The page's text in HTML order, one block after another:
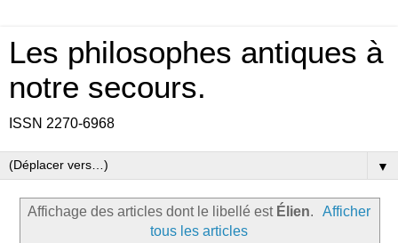
Les philosophes antiques à
notre secours.
ISSN 2270-6968
▼
Affichage des articles dont le libellé est Élien.
Afficher
tous les articles